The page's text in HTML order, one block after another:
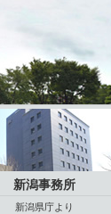
新潟事務所
新潟県庁より